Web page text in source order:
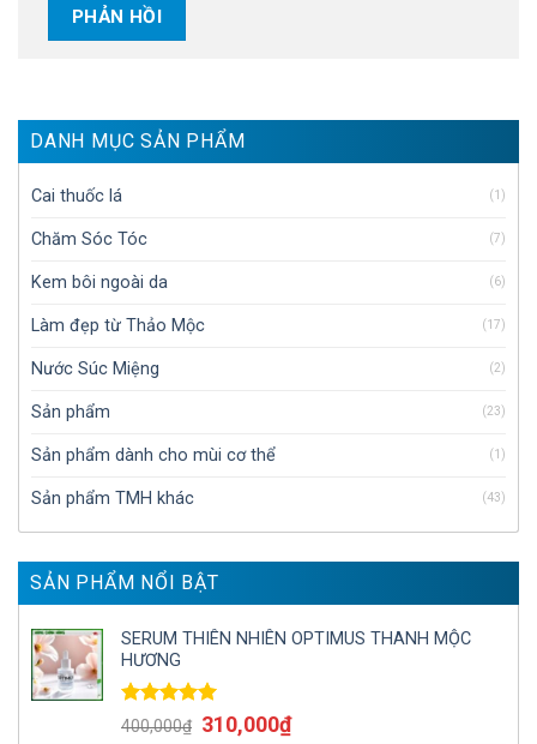
DANH MỤC SẢN PHẨM
Cai thuốc lá (1)
Chăm Sóc Tóc (7)
Kem bôi ngoài da (6)
Làm đẹp từ Thảo Mộc (17)
Nước Súc Miệng (2)
Sản phẩm (23)
Sản phẩm dành cho mùi cơ thể (1)
Sản phẩm TMH khác (43)
SẢN PHẨM NỔI BẬT
SERUM THIÊN NHIÊN OPTIMUS THANH MỘC
HƯƠNG
Được xếp
hạng
5.00
400,000₫ 310,000₫